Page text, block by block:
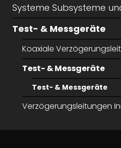
Systeme Subsysteme
Test- & Messgeräte
Koaxiale
Test- & Messgeräte
Test- & Messgeräte
Verzögerungsleitungen